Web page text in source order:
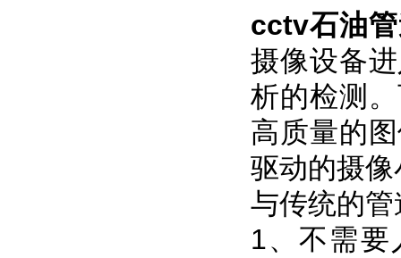
cctv石油
摄像设备
析的检测
高质量的
驱动的摄
与传统的
1、不需要